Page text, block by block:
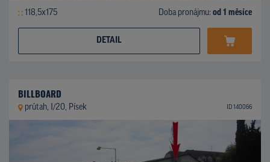
118,5x175 Doba pronájmu: od 1 měsíce
DETAIL
BILLBOARD
průtah, I/20, Písek ID 140066